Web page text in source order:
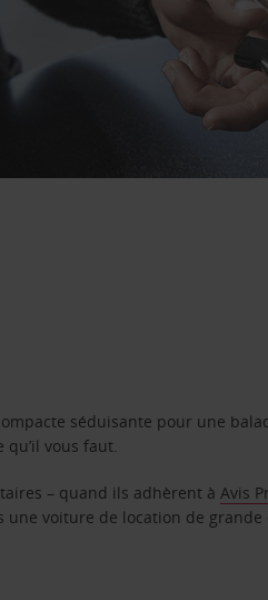
séduisante pour une
vous faut.
– quand ils adhèrent àAvis
voiture de location de grande